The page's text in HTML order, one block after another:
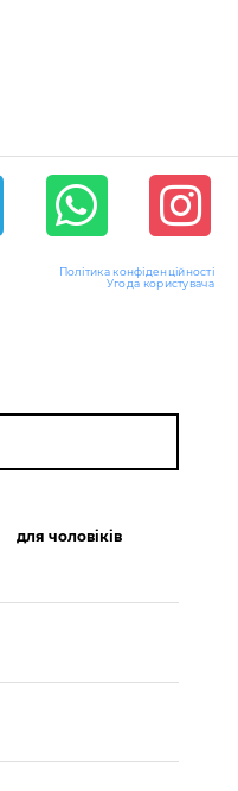
Політика конфіденційності
Угода користувача
для чоловіків